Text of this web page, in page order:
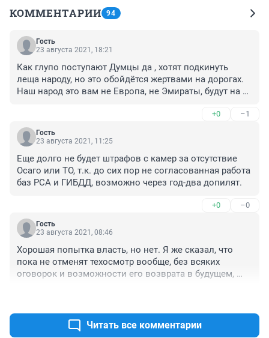
КОММЕНТАРИИ 94
Гость
23 августа 2021, 18:21
Как глупо поступают Думцы да , хотят подкинуть
леща народу, но это обойдётся жертвами на дорогах.
Наш народ это вам не Европа, не Эмираты, будут на
сейчас ездят, но без обязательного ТО будет кошмар.
Он нужен так-же, как и нужна страховка от таких деб-в
+0 –1
Гость
23 августа 2021, 11:25
Еще долго не будет штрафов с камер за отсутствие
Осаго или ТО, т.к. до сих пор не согласованная работа
баз РСА и ГИБДД, возможно через год-два допилят.
+0 –0
Гость
23 августа 2021, 08:46
Хорошая попытка власть, но нет. Я же сказал, что
пока не отменят техосмотр вообще, без всяких
оговорок и возможности его возврата в будущем,
Читать все комментарии